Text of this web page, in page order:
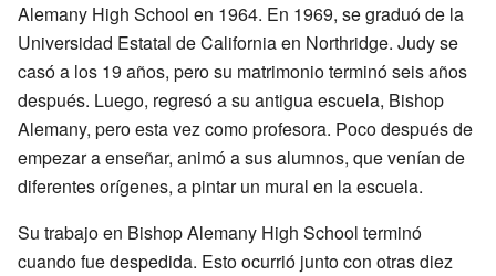
Alemany High School en 1964. En 1969, se graduó de la
Universidad Estatal de California en Northridge. Judy se
casó a los 19 años, pero su matrimonio terminó seis años
después. Luego, regresó a su antigua escuela, Bishop
Alemany, pero esta vez como profesora. Poco después de
empezar a enseñar, animó a sus alumnos, que venían de
diferentes orígenes, a pintar un mural en la escuela.
Su trabajo en Bishop Alemany High School terminó
cuando fue despedida. Esto ocurrió junto con otras diez